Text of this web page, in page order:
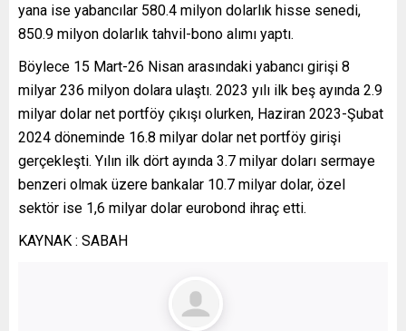
yana ise yabancılar 580.4 milyon dolarlık hisse senedi,
850.9 milyon dolarlık tahvil-bono alımı yaptı.
Böylece 15 Mart-26 Nisan arasındaki yabancı girişi 8
milyar 236 milyon dolara ulaştı. 2023 yılı ilk beş ayında 2.9
milyar dolar net portföy çıkışı olurken, Haziran 2023-Şubat
2024 döneminde 16.8 milyar dolar net portföy girişi
gerçekleşti. Yılın ilk dört ayında 3.7 milyar doları sermaye
benzeri olmak üzere bankalar 10.7 milyar dolar, özel
sektör ise 1,6 milyar dolar eurobond ihraç etti.
KAYNAK : SABAH